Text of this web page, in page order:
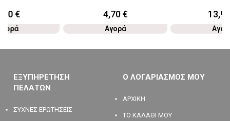
€ 4,70€
Αγορά
ΕΞΥΠΗΡΕΤΗΣΗ
ΠΕΛΑΤΩΝ
ΣΥΧΝΕΣ ΕΡΩΤΗΣΕΙΣ
Ο ΛΟΓΑΡΙΑΣΜΟΣ ΜΟΥ
ΑΡΧΙΚΗ
ΤΟ ΚΑΛΑΘΙ ΜΟΥ